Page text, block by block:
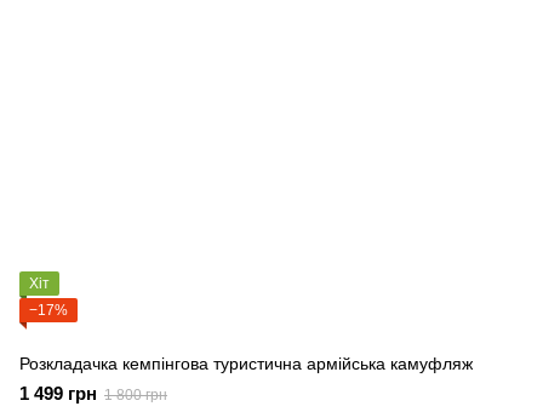
Хіт
−17%
Розкладачка кемпінгова туристична армійська камуфляж
1 499 грн 1 800 грн